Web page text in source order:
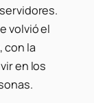
volvió el
con la
en los